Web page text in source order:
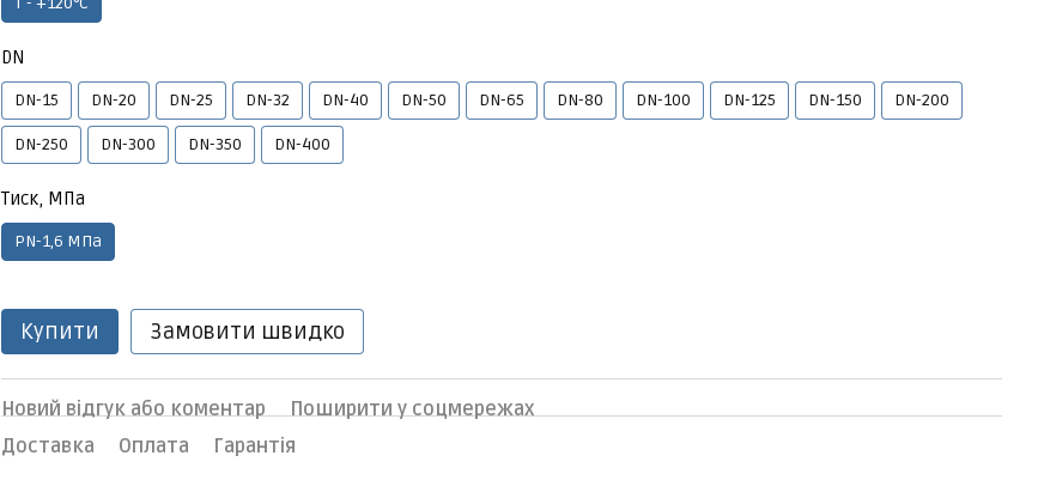
DN
DN-15 DN-20 DN-25 DN-32 DN-40 DN-50 DN-65 DN-80 DN-100 DN-125 DN-150 DN-200
DN-250 DN-300 DN-350 DN-400
Тиск, МПа
PN-1,6 МПа
Купити Замовити швидко
Новий відгук або коментар
Поширити у соцмережах
Доставка
Оплата Гарантія